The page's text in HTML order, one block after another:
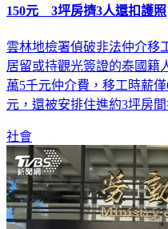
150元 3坪房擠3人還扣護照
雲林地檢署偵破非法仲介移
居留或持觀光簽證的泰國籍
萬5千元仲介費，移工時薪
元，還被安排住進約3坪房
社會